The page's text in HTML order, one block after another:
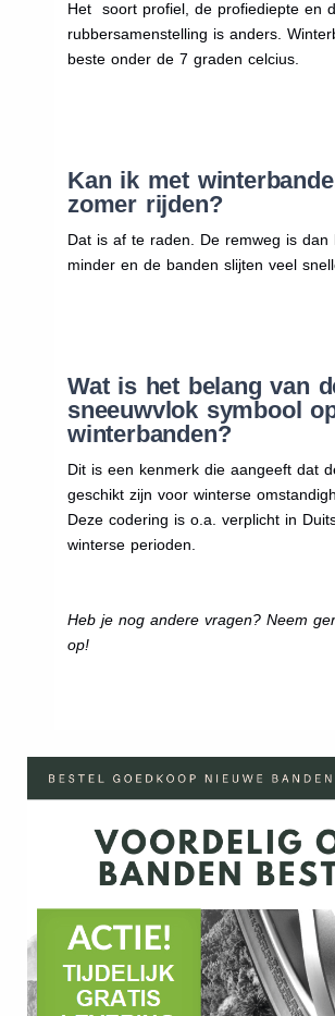
Het soort profiel, de profiediepte en
rubbersamenstelling is anders.
beste onder de 7 graden celcius.
Kan ik met
zomer rijden?
Dat is af te raden. De remweg is dan
minder en de banden slijten veel
Wat is het belang van
sneeuwvlok symbool
winterbanden?
Dit is een kenmerk die aangeeft dat
geschikt zijn voor winterse
Deze codering is o.a. verplicht in
winterse perioden.
Heb je nog andere vragen? Neem
op!